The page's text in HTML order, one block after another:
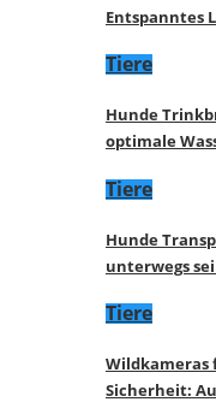
Entspanntes
Tiere
Hunde
optimale
Tiere
Hunde
unterwegs
Tiere
Sicherheit: